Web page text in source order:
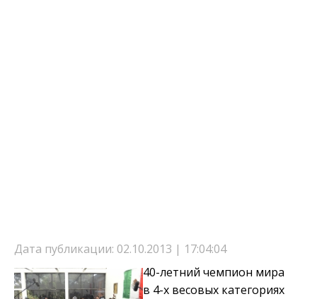
Дата публикации: 02.10.2013 | 17:04:04
40-летний чемпион мира
в 4-х весовых категориях